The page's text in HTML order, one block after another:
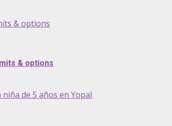
& options
& options
de 5 años en Yopal